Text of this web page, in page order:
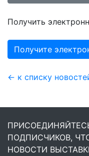
Получить
Получите
← к списку
ПОДПИСЧИКОВ,
НОВОСТИ